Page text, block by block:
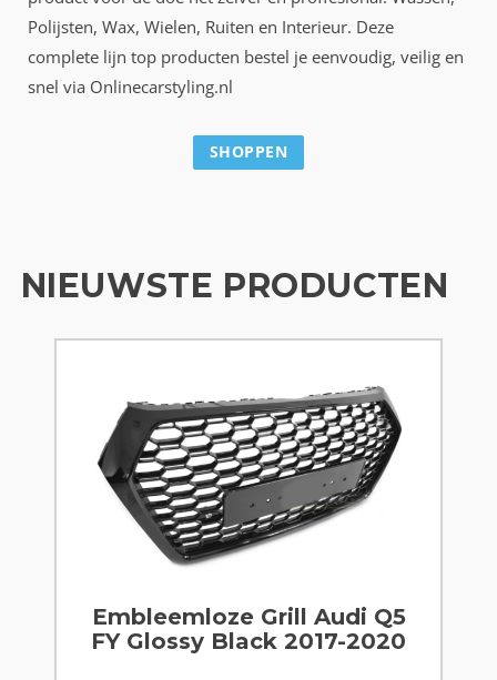
Polijsten, Wax, Wielen, Ruiten en Interieur. Deze
complete lijn top producten bestel je eenvoudig, veilig en
snel via Onlinecarstyling.nl
SHOPPEN
NIEUWSTE PRODUCTEN
Embleemloze Grill Audi Q5
FY Glossy Black 2017-2020